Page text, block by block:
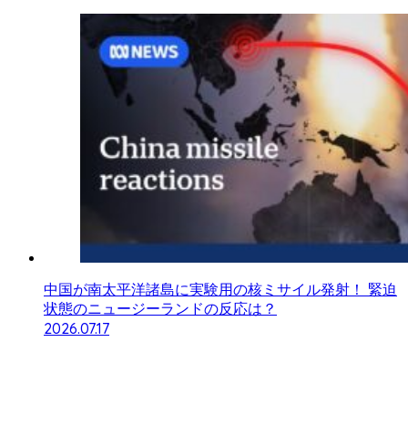
中国が南太平洋諸島に実験用の核ミサイル発射！ 緊迫
状態のニュージーランドの反応は？
2026.07.17